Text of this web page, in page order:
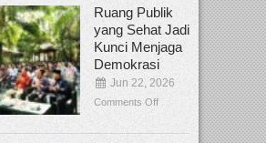
Ruang Publik
yang Sehat Jadi
Kunci Menjaga
Demokrasi
Jun 22, 2026
Comments Off